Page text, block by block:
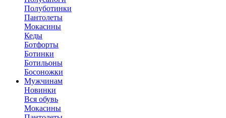
Полуботинки
Пантолеты
Мокасины
Кеды
Ботфорты
Ботинки
Ботильоны
Босоножки
Мужчинам
Новинки
Вся обувь
Мокасины